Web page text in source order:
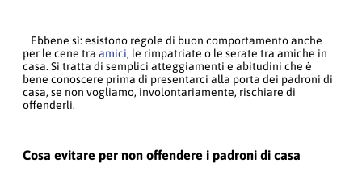
Ebbene sì: esistono regole di buon comportamento anche
per le cene tra amici, le rimpatriate o le serate tra amiche in
casa. Si tratta di semplici atteggiamenti e abitudini che è
bene conoscere prima di presentarci alla porta dei padroni di
casa, se non vogliamo, involontariamente, rischiare di
offenderli.
Cosa evitare per non offendere i padroni di casa